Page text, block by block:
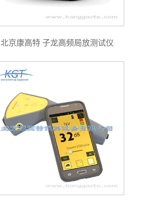
北京康高特 子龙高频局放测试仪